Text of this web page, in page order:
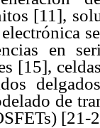
[11],
en
[15],
de
[21-